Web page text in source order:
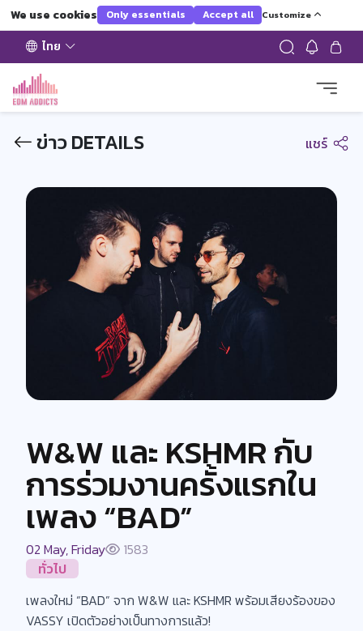
We use cookies Only essentials Accept all Customize
ไทย
ข่าว DETAILS แชร์
W&W และ KSHMR กับ
การร่วมงานครั้งแรกใน
เพลง “BAD”
02 May, Friday
1583
ทั่วไป
เพลงใหม่ “BAD” จาก W&W และ KSHMR พร้อมเสียงร้องของ
VASSY เปิดตัวอย่างเป็นทางการแล้ว!